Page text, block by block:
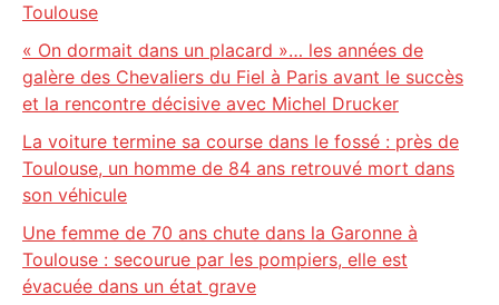
Toulouse
« On dormait dans un placard »… les années de
galère des Chevaliers du Fiel à Paris avant le succès
et la rencontre décisive avec Michel Drucker
La voiture termine sa course dans le fossé : près de
Toulouse, un homme de 84 ans retrouvé mort dans
son véhicule
Une femme de 70 ans chute dans la Garonne à
Toulouse : secourue par les pompiers, elle est
évacuée dans un état grave